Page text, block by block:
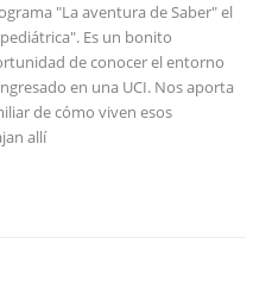
"La aventura de Saber" el
Es un bonito
de conocer el entorno
en una UCI. Nos aporta
de cómo viven esos
allí